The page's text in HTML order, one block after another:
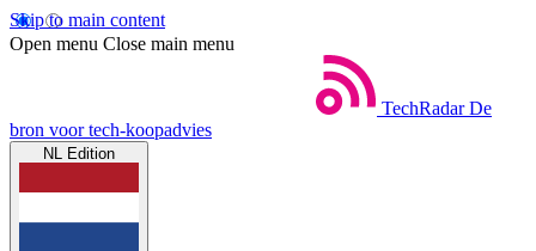
Skip to main content
Open menu Close main menu
TechRadar De
bron voor tech-koopadvies
NL Edition